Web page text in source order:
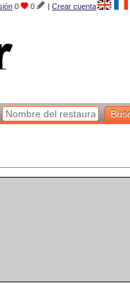
0 0 | Crear cuenta